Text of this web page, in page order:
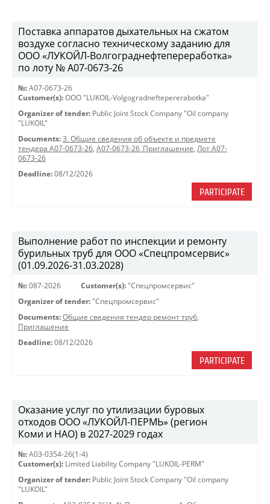
Поставка аппаратов дыхательных на сжатом
воздухе согласно техническому заданию для
ООО «ЛУКОЙЛ-Волгограднефтепереработка»
по лоту № A07-0673-26
№: A07-0673-26
Customer(s): OOO "LUKOIL-Volgogradneftepererabotka"
Organizer of tender: Public Joint Stock Company "Oil company
"LUKOIL"
Documents: 3. Общие сведения об объекте и предмете
тендера A07-0673-26, A07-0673-26_Приглашение, Лот A07-
0673-26
Deadline: 08/12/2026
PARTICIPATE
Выполнение работ по инспекции и ремонту
бурильных труб для ООО «Спецпромсервис»
(01.09.2026-31.03.2028)
№: 087-2026 Customer(s): "Спецпромсервис"
Organizer of tender: "Спецпромсервис"
Documents: Общие сведения тендер ремонт труб,
Приглашение
Deadline: 08/12/2026
PARTICIPATE
Оказание услуг по утилизации буровых
отходов ООО «ЛУКОЙЛ-ПЕРМЬ» (регион
Коми и НАО) в 2027-2029 годах
№: A03-0354-26(1-4)
Customer(s): Limited Liability Company "LUKOIL-PERM"
Organizer of tender: Public Joint Stock Company "Oil company
"LUKOIL"